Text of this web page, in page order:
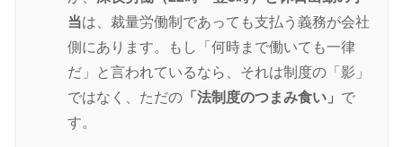
当は、裁量労働制であっても支払う義務が会社
側にあります。もし「何時まで働いても一律
だ」と言われているなら、それは制度の「影」
ではなく、ただの 「法制度のつまみ食い」 で
す。